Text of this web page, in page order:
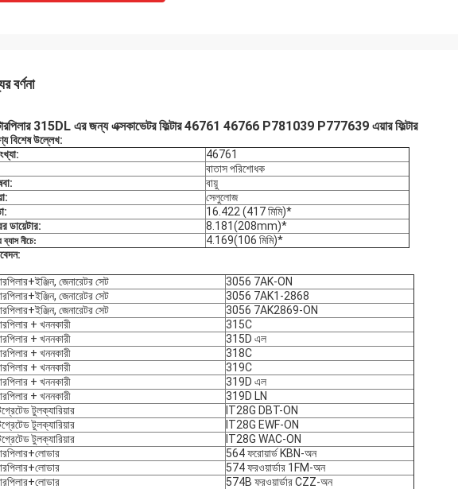
বর্ণনা
315DL এর জন্য এক্সকাভেটর ফিল্টার 46761 46766 P781039 P777639 এয়ার ফিল্টার
বিশেষ উল্লেখ:
46761
বাতাস পরিশোধক
বায়ু
সেলুলোজ
16.422 (417 মিমি)*
ডায়েটার:
8.181(208mm)*
ব্যাস নীচে:
4.169(106 মিমি)*
জেনারেটর সেট
3056 7AK-ON
জেনারেটর সেট
3056 7AK1-2868
জেনারেটর সেট
3056 7AK2869-ON
+ খননকারী
315C
+ খননকারী
315D এল
+ খননকারী
318C
+ খননকারী
319C
+ খননকারী
319D এল
+ খননকারী
319D LN
টুলক্যারিয়ার
IT28G DBT-ON
টুলক্যারিয়ার
IT28G EWF-ON
টুলক্যারিয়ার
IT28G WAC-ON
564 ফরোয়ার্ড KBN-অন
574 ফরওয়ার্ডার 1FM-অন
574B ফরওয়ার্ডার CZZ-অন